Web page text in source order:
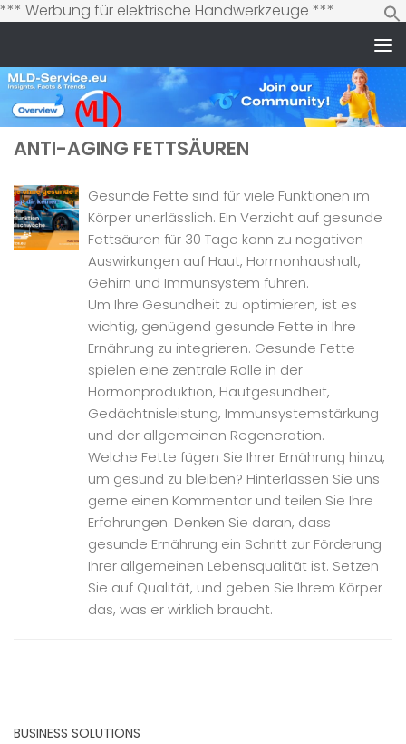
*** Werbung für elektrische Handwerkzeuge ***
Inhalt
ANTI-AGING FETTSÄUREN
Gesunde Fette sind für viele Funktionen im
Körper unerlässlich. Ein Verzicht auf gesunde
Fettsäuren für 30 Tage kann zu negativen
Auswirkungen auf Haut, Hormonhaushalt,
Gehirn und Immunsystem führen.
Um Ihre Gesundheit zu optimieren, ist es
wichtig, genügend gesunde Fette in Ihre
Ernährung zu integrieren. Gesunde Fette
spielen eine zentrale Rolle in der
Hormonproduktion, Hautgesundheit,
Gedächtnisleistung, Immunsystemstärkung
und der allgemeinen Regeneration.
Welche Fette fügen Sie Ihrer Ernährung hinzu,
um gesund zu bleiben? Hinterlassen Sie uns
gerne einen Kommentar und teilen Sie Ihre
Erfahrungen. Denken Sie daran, dass
gesunde Ernährung ein Schritt zur Förderung
Ihrer allgemeinen Lebensqualität ist. Setzen
Sie auf Qualität, und geben Sie Ihrem Körper
das, was er wirklich braucht.
BUSINESS SOLUTIONS